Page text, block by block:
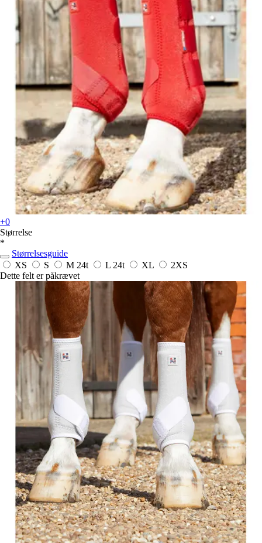
+0
Størrelse
*
Størrelsesguide
XS
S M 24t L 24t XL
2XS
Dette felt er påkrævet